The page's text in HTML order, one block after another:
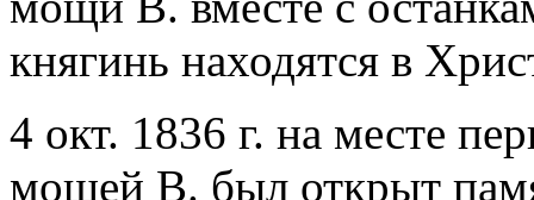
княгинь находятся в
4 окт. 1836 г. на месте
мощей В. был открыт